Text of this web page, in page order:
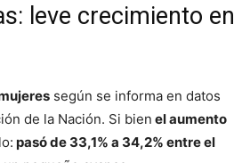
leve crecimiento en
según se informa en datos
de la Nación. Si bien el aumento
pasó de 33,1% a 34,2% entre el